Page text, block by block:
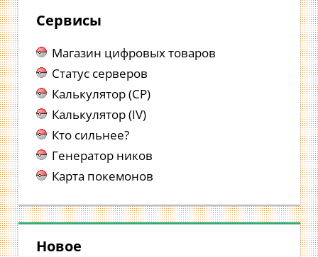
Сервисы
Магазин цифровых товаров
Статус серверов
Калькулятор (CP)
Калькулятор (IV)
Кто сильнее?
Генератор ников
Карта покемонов
Новое